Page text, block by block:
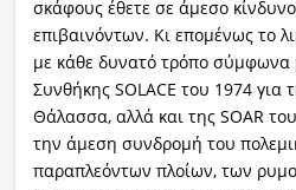
σκάφους έθετε σε άμεσο
επιβαινόντων. Κι επομένως το
με κάθε δυνατό τρόπο σύμφωνα
Συνθήκης SOLACE του 1974 για
Θάλασσα, αλλά και της SOAR
την άμεση συνδρομή του
παραπλεόντων πλοίων, των